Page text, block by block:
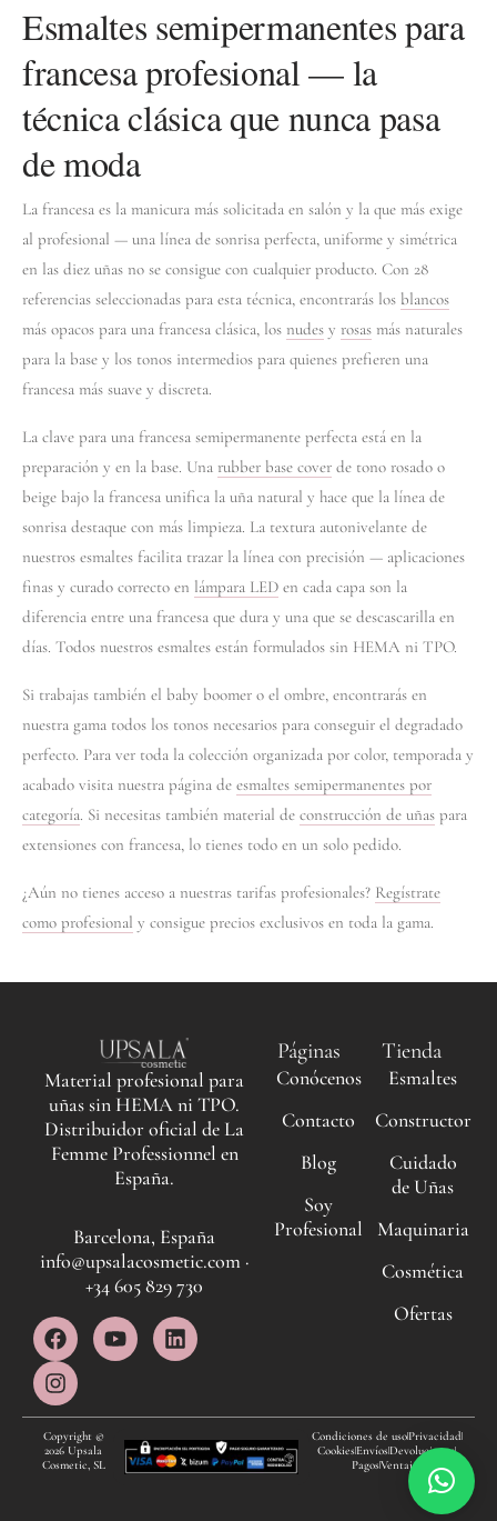
Esmaltes semipermanentes para
francesa profesional — la
técnica clásica que nunca pasa
de moda
La francesa es la manicura más solicitada en salón y la que más exige
al profesional — una línea de sonrisa perfecta, uniforme y simétrica
en las diez uñas no se consigue con cualquier producto. Con 28
referencias seleccionadas para esta técnica, encontrarás los blancos
más opacos para una francesa clásica, los nudes y rosas más naturales
para la base y los tonos intermedios para quienes prefieren una
francesa más suave y discreta.
La clave para una francesa semipermanente perfecta está en la
preparación y en la base. Una rubber base cover de tono rosado o
beige bajo la francesa unifica la uña natural y hace que la línea de
sonrisa destaque con más limpieza. La textura autonivelante de
nuestros esmaltes facilita trazar la línea con precisión — aplicaciones
finas y curado correcto en lámpara LED en cada capa son la
diferencia entre una francesa que dura y una que se descascarilla en
días. Todos nuestros esmaltes están formulados sin HEMA ni TPO.
Si trabajas también el baby boomer o el ombre, encontrarás en
nuestra gama todos los tonos necesarios para conseguir el degradado
perfecto. Para ver toda la colección organizada por color, temporada y
acabado visita nuestra página de esmaltes semipermanentes por
categoría. Si necesitas también material de construcción de uñas para
extensiones con francesa, lo tienes todo en un solo pedido.
¿Aún no tienes acceso a nuestras tarifas profesionales? Regístrate
como profesional y consigue precios exclusivos en toda la gama.
Material profesional para
uñas sin HEMA ni TPO.
Distribuidor oficial de La
Femme Professionnel en
España.
Barcelona, España
info@upsalacosmetic.com ·
+34 605 829 730
F
a
c
e
b
o
o
Y
o
u
b
L
i
e
d
i
n
I
n
s
t
a
g
r
Páginas
Conócenos
Contacto
Blog
Soy
Profesional
Tienda
Esmaltes
Constructor
Cuidado
de Uñas
Maquinaria
Cosmética
Ofertas
Copyright ©
2026 Upsala
Cosmetic, SL
Condiciones de usoPrivacidad
CookiesEnvíosDevoluciones
PagosVentajas